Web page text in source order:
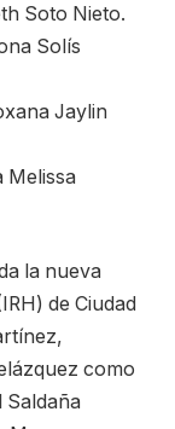
Soto Nieto.
Solís
Jaylin
Melissa
la nueva
de Ciudad
como
Saldaña